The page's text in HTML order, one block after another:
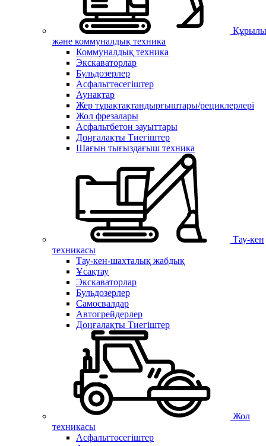
және коммуналдық техника
Коммуналдық техника
Экскаваторлар
Бульдозерлер
Асфальттөсегіштер
Аунақтар
Жер тұрақтақтандырғыштары/рециклерлері
Жол фрезалары
Асфальтбетон зауыттары
Доңғалақты Тиегіштер
Шағын тығыздағыш техника
Тау-кен
техникасы
Тау-кен-шахталық жабдық
Ұсақтау
Экскаваторлар
Бульдозерлер
Самосвалдар
Автогрейдерлер
Доңғалақты Тиегіштер
Жол
техникасы
Асфальттөсегіштер